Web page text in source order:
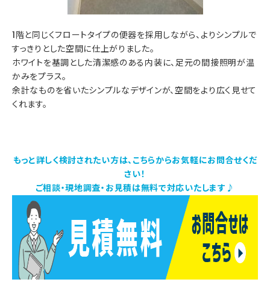
1階と同じくフロートタイプの便器を採用しながら、よりシンプルで
すっきりとした空間に仕上がりました。
ホワイトを基調とした清潔感のある内装に、足元の間接照明が温
かみをプラス。
余計なものを省いたシンプルなデザインが、空間をより広く見せて
くれます。
もっと詳しく検討されたい方は、こちらからお気軽にお問合せくだ
さい！
ご相談・現地調査・お見積は無料で対応いたします♪